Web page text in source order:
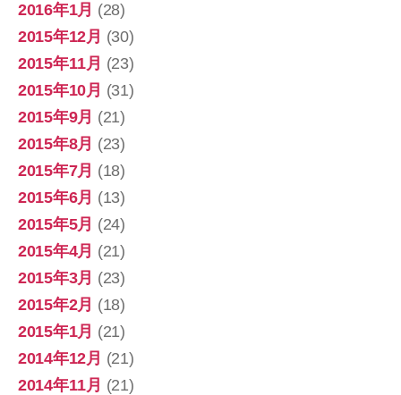
2016年1月 (28)
2015年12月 (30)
2015年11月 (23)
2015年10月 (31)
2015年9月 (21)
2015年8月 (23)
2015年7月 (18)
2015年6月 (13)
2015年5月 (24)
2015年4月 (21)
2015年3月 (23)
2015年2月 (18)
2015年1月 (21)
2014年12月 (21)
2014年11月 (21)